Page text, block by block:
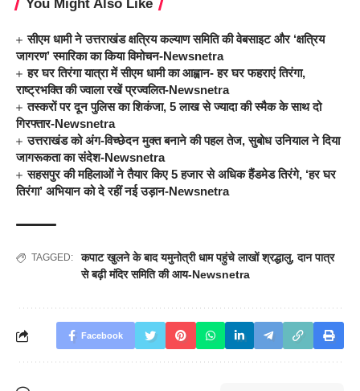
You Might Also Like
सीएम धामी ने उत्तराखंड क्षत्रिय कल्याण समिति की वेबसाइट और ‘क्षत्रिय
जागरण’ स्मारिका का किया विमोचन-Newsnetra
हर घर तिरंगा यात्रा में सीएम धामी का आह्वान- हर घर फहराएं तिरंगा,
राष्ट्रभक्ति की ज्वाला रखें प्रज्वलित-Newsnetra
तस्करों पर दून पुलिस का शिकंजा, 5 लाख से ज्यादा की स्मैक के साथ दो
गिरफ्तार-Newsnetra
उत्तराखंड को अंग-विच्छेदन मुक्त बनाने की पहल तेज, सुबोध उनियाल ने दिया
जागरूकता का संदेश-Newsnetra
सहसपुर की महिलाओं ने तैयार किए 5 हजार से अधिक हैंडमेड तिरंगे, ‘हर घर
तिरंगा’ अभियान को दे रहीं नई उड़ान-Newsnetra
TAGGED: कपाट खुलने के बाद यमुनोत्री धाम पहुंचे लाखों श्रद्धालु,दान पात्र
से बढ़ी मंदिर समिति की आय-Newsnetra
Facebook